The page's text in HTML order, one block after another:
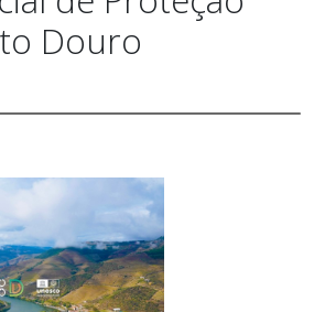
Douro